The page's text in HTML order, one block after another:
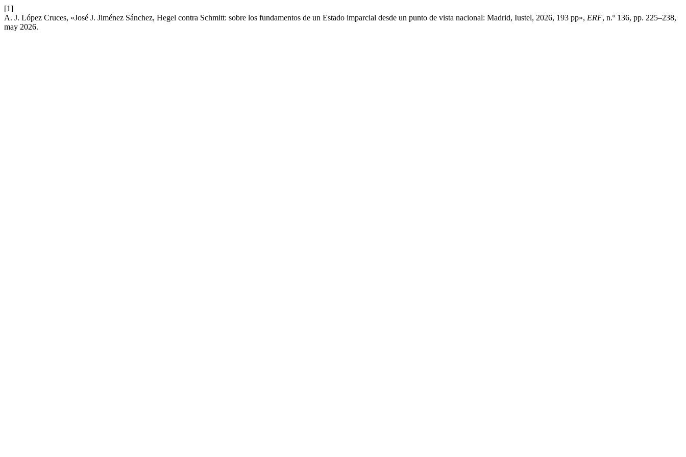
[1]
A. J. López Cruces, «José J. Jiménez Sánchez, Hegel contra Schmitt: sobre los fundamentos de un Estado imparcial desde un punto de vista nacional: Madrid, Iustel, 2026, 193 pp», ERF, n.º 136, pp. 225–238,
may 2026.